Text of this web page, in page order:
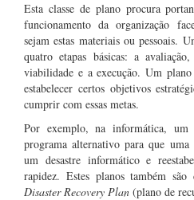
Esta classe de plano procura
funcionamento da organização
sejam estas materiais ou pessoais.
quatro etapas básicas: a
viabilidade e a execução. Um
estabelecer certos objetivos
cumprir com essas metas.
Por exemplo, na informática,
programa alternativo para que uma
um desastre informático e
rapidez. Estes planos também
Disaster Recovery Plan (plano de